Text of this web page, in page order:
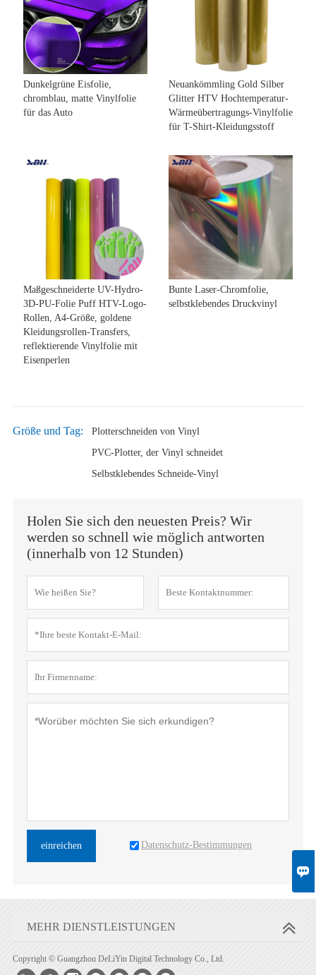

Dunkelgrüne Eisfolie,
chromblau, matte Vinylfolie
für das Auto
Neuankömmling Gold Silber
Glitter HTV Hochtemperatur-
Wärmeübertragungs-Vinylfolie
für T-Shirt-Kleidungsstoff
Maßgeschneiderte UV-Hydro-
3D-PU-Folie Puff HTV-Logo-
Rollen, A4-Größe, goldene
Kleidungsrollen-Transfers,
reflektierende Vinylfolie mit
Eisenperlen
Bunte Laser-Chromfolie,
selbstklebendes Druckvinyl
Größe und Tag:
Plotterschneiden von Vinyl
PVC-Plotter, der Vinyl schneidet
Selbstklebendes Schneide-Vinyl
Holen Sie sich den neuesten Preis? Wir
werden so schnell wie möglich antworten
(innerhalb von 12 Stunden)
einreichen Datenschutz-Bestimmungen
MEHR DIENSTLEISTUNGEN
Copyright © Guangzhou DeLiYin Digital Technology Co., Ltd.